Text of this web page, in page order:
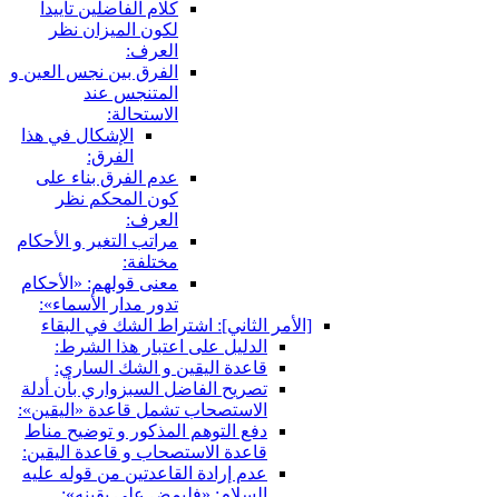
كلام الفاضلين تأييدا
لكون الميزان نظر
العرف:
الفرق بين نجس العين و
المتنجس عند
الاستحالة:
الإشكال في هذا
الفرق:
عدم الفرق بناء على
كون المحكم نظر
العرف:
مراتب التغير و الأحكام
مختلفة:
معنى قولهم: «الأحكام
تدور مدار الأسماء»:
[الأمر الثاني‏]: اشتراط الشك في البقاء
الدليل على اعتبار هذا الشرط:
قاعدة اليقين و الشك الساري:
تصريح الفاضل السبزواري بأن أدلة
الاستصحاب تشمل قاعدة «اليقين»:
دفع التوهم المذكور و توضيح مناط
قاعدة الاستصحاب و قاعدة اليقين:
عدم إرادة القاعدتين من قوله عليه